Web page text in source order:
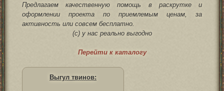
Предлагаем качественную помощь в раскрутке и
оформлении проекта по приемлемым ценам, за
активность или совсем бесплатно.
(с) у нас реально выгодно
Перейти к каталогу
Выгул твинов: